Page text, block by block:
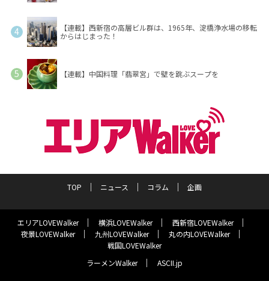
【連載】西新宿の高層ビル群は、1965年、淀橋浄水場の移転
からはじまった！
【連載】中国料理「翡翠宮」で壁を跳ぶスープを
TOP ニュース コラム 企画
エリアLOVEWalker 横浜LOVEWalker
西新宿LOVEWalker
夜景LOVEWalker
九州LOVEWalker
丸の内LOVEWalker
戦国LOVEWalker
ラーメンWalker
ASCII.jp